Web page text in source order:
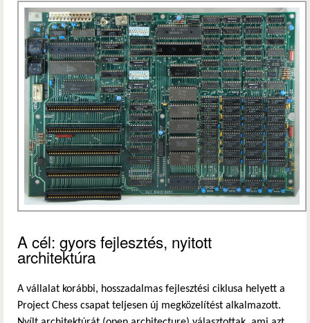
A cél: gyors fejlesztés, nyitott
architektúra
A vállalat korábbi, hosszadalmas fejlesztési ciklusa helyett a
Project Chess csapat teljesen új megközelítést alkalmazott.